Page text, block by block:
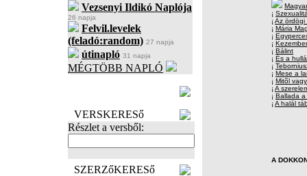
Vezsenyi Ildikó Naplója
26 napja
Felvil.levelek
(feladó:random) 27 napja
útinapló 31 napja
MÉGTÖBB NAPLÓ
VERSKERESő
Részlet a versből:
SZERZőKERESő
¡
¡Az ördögi
¡ Mária
¡
¡
¡ Bálint
¡ És a
¡
¡ Mese a
¡ Mitõl
¡A
¡ Ballada a
¡A halál
A